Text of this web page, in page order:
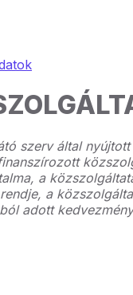
szerv által
a
a
adott